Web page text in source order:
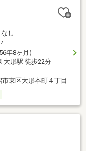
なし
2
年8ヶ月)
大形駅 徒歩22分
市東区大形本町４丁目